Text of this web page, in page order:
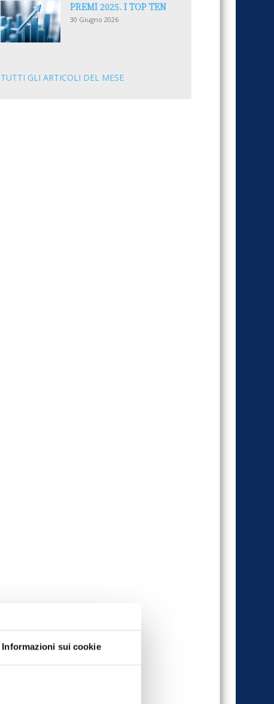
Informazioni sui cookie
PREMI 2025. I TOP TEN
30 Giugno 2026
TUTTI GLI ARTICOLI DEL MESE